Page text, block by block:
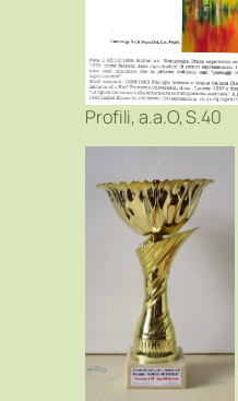
Profili, a.a.O, S.40